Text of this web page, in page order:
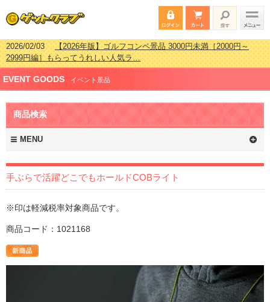
2026/02/03【2026年版】ゴルフコンペ景品 3000円未満［2000円～
2999円編］もらってうれしい人気ラ…
2026/07/15【2026年版】ビンゴゲーム景品おすすめ金額別人気ランキ
ング 更新しました！
2026/04/03【2026年版】ゴルフコンペ景品 3000円未満［2000円～
2999円編］もらってうれしい人気ラ…
2026/02/16
新しました！
EVENT GOODS イベント景品
商品検索
MENU
手ぶらで活躍どこでもホールドCOBライト
※印は軽減税率対象商品です。
商品コード：1021168